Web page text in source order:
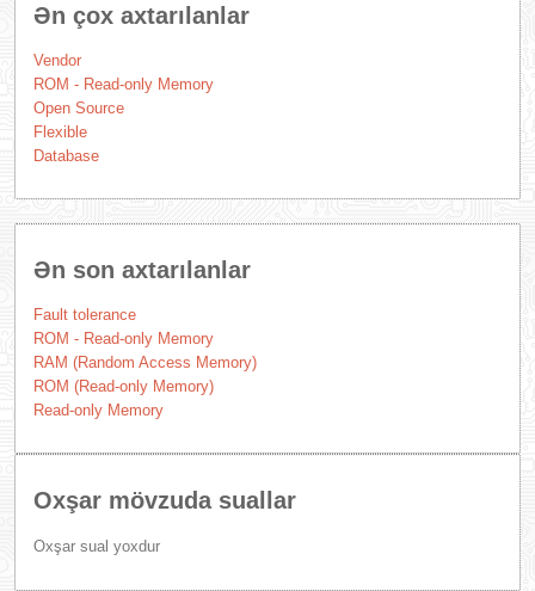
Ən çox axtarılanlar
Vendor
ROM - Read-only Memory
Open Source
Flexible
Database
Ən son axtarılanlar
Fault tolerance
ROM - Read-only Memory
RAM (Random Access Memory)
ROM (Read-only Memory)
Read-only Memory
Oxşar mövzuda suallar
Oxşar sual yoxdur